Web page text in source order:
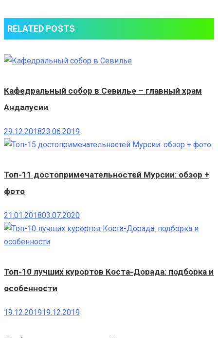
RELATED POSTS
Кафедральный собор в Севилье – главный храм
Андалусии
29.12.201823.06.2019
Топ-11 достопримечательностей Мурсии: обзор +
фото
21.01.201803.07.2020
Топ-10 лучших курортов Коста-Дорада: подборка и
особенности
19.12.201919.12.2019